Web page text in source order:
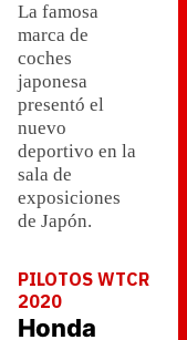
La famosa
marca de
coches
japonesa
presentó el
nuevo
deportivo en la
sala de
exposiciones
de Japón.
PILOTOS WTCR
2020
Honda